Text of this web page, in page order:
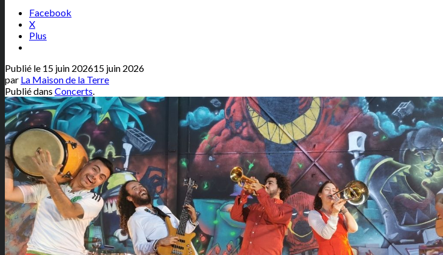
Facebook
X
Plus
Publié le 15 juin 202615 juin 2026
par La Maison de la Terre
Publié dans Concerts.